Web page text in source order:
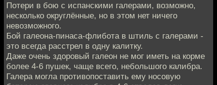
Потери в бою с испанскими галерами, возможно,
несколько округлённые, но в этом нет ничего
невозможного.
Бой галеона-пинаса-флибота в штиль с галерами -
это всегда расстрел в одну калитку.
Даже очень здоровый галеон не мог иметь на корме
более 4-6 пушек, чаще всего, небольшого калибра.
Галера могла противопоставить ему носовую